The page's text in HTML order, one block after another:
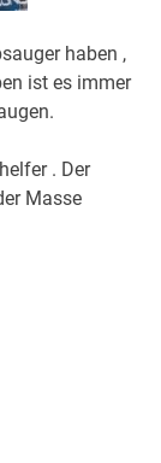
haben ,
ist es immer
. Der
Masse